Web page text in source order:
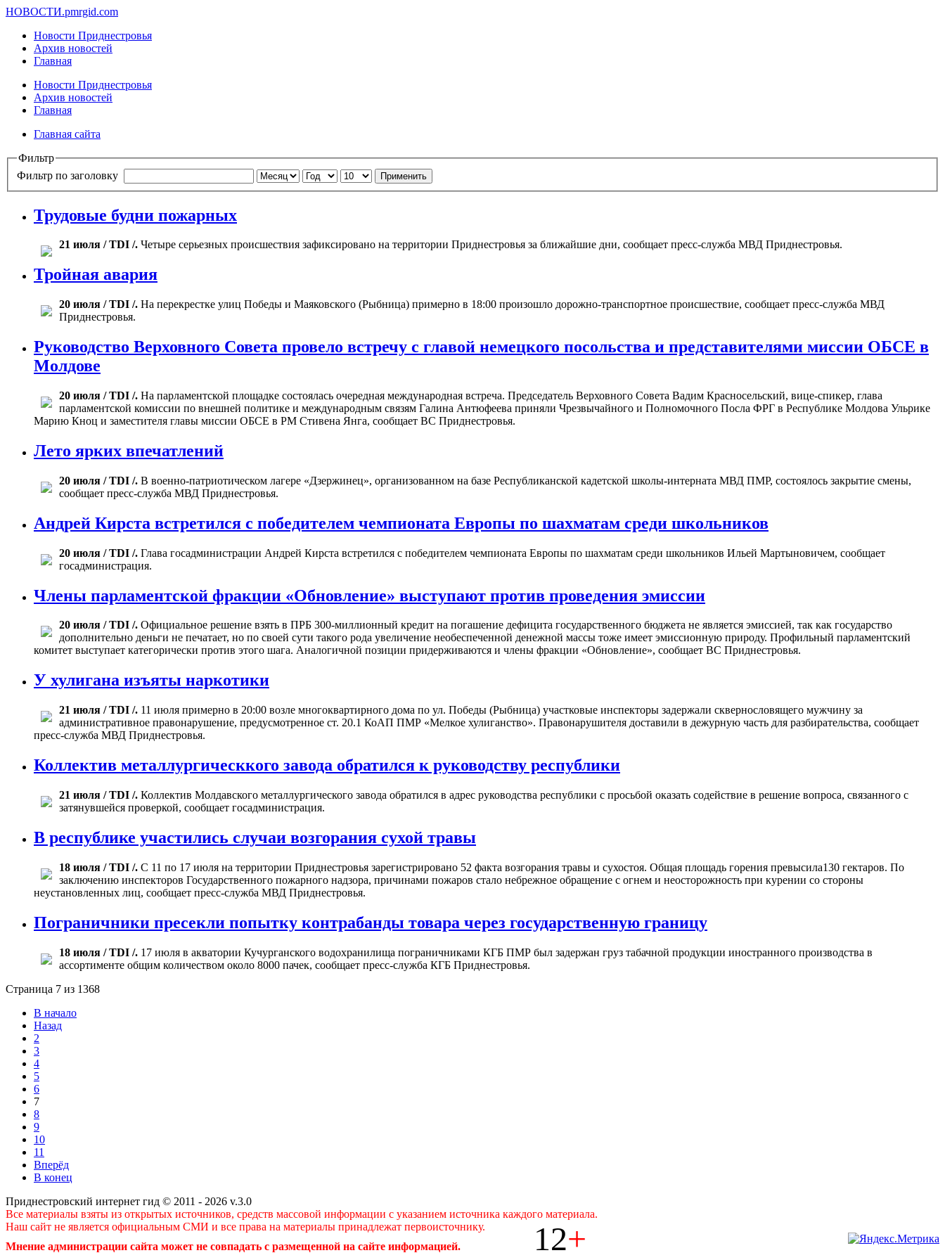
НОВОСТИ.pmrgid.com
Новости Приднестровья
Архив новостей
Главная
Новости Приднестровья
Архив новостей
Главная
Главная сайта
Фильтр
Фильтр по заголовку
Применить
Трудовые будни пожарных
21 июля / TDI /. Четыре серьезных происшествия зафиксировано на территории Приднестровья за ближайшие дни, сообщает пресс-служба МВД Приднестровья.
Тройная авария
20 июля / TDI /. На перекрестке улиц Победы и Маяковского (Рыбница) примерно в 18:00 произошло дорожно-транспортное происшествие, сообщает пресс-служба МВД
Приднестровья.
Руководство Верховного Совета провело встречу с главой немецкого посольства и представителями миссии ОБСЕ в
Молдове
20 июля / TDI /. На парламентской площадке состоялась очередная международная встреча. Председатель Верховного Совета Вадим Красносельский, вице-спикер, глава
парламентской комиссии по внешней политике и международным связям Галина Антюфеева приняли Чрезвычайного и Полномочного Посла ФРГ в Республике Молдова Ульрике
Марию Кноц и заместителя главы миссии ОБСЕ в РМ Стивена Янга, сообщает ВС Приднестровья.
Лето ярких впечатлений
20 июля / TDI /. В военно-патриотическом лагере «Дзержинец», организованном на базе Республиканской кадетской школы-интерната МВД ПМР, состоялось закрытие смены,
сообщает пресс-служба МВД Приднестровья.
Андрей Кирста встретился с победителем чемпионата Европы по шахматам среди школьников
20 июля / TDI /. Глава госадминистрации Андрей Кирста встретился с победителем чемпионата Европы по шахматам среди школьников Ильей Мартыновичем, сообщает
госадминистрация.
Члены парламентской фракции «Обновление» выступают против проведения эмиссии
20 июля / TDI /. Официальное решение взять в ПРБ 300-миллионный кредит на погашение дефицита государственного бюджета не является эмиссией, так как государство
дополнительно деньги не печатает, но по своей сути такого рода увеличение необеспеченной денежной массы тоже имеет эмиссионную природу. Профильный парламентский
комитет выступает категорически против этого шага. Аналогичной позиции придерживаются и члены фракции «Обновление», сообщает ВС Приднестровья.
У хулигана изъяты наркотики
21 июля / TDI /. 11 июля примерно в 20:00 возле многоквартирного дома по ул. Победы (Рыбница) участковые инспекторы задержали сквернословящего мужчину за
административное правонарушение, предусмотренное ст. 20.1 КоАП ПМР «Мелкое хулиганство». Правонарушителя доставили в дежурную часть для разбирательства, сообщает
пресс-служба МВД Приднестровья.
Коллектив металлургическкого завода обратился к руководству республики
21 июля / TDI /. Коллектив Молдавского металлургического завода обратился в адрес руководства республики с просьбой оказать содействие в решение вопроса, связанного с
затянувшейся проверкой, сообщает госадминистрация.
В республике участились случаи возгорания сухой травы
18 июля / TDI /. С 11 по 17 июля на территории Приднестровья зарегистрировано 52 факта возгорания травы и сухостоя. Общая площадь горения превысила130 гектаров. По
заключению инспекторов Государственного пожарного надзора, причинами пожаров стало небрежное обращение с огнем и неосторожность при курении со стороны
неустановленных лиц, сообщает пресс-служба МВД Приднестровья.
Пограничники пресекли попытку контрабанды товара через государственную границу
18 июля / TDI /. 17 июля в акватории Кучурганского водохранилища пограничниками КГБ ПМР был задержан груз табачной продукции иностранного производства в
ассортименте общим количеством около 8000 пачек, сообщает пресс-служба КГБ Приднестровья.
Страница 7 из 1368
В начало
Назад
2
3
4
5
6
7
8
9
10
11
Вперёд
В конец
Приднестровский интернет гид © 2011 - 2026 v.3.0
Все материалы взяты из открытых источников, средств массовой информации с указанием источника каждого материала.
Наш сайт не является официальным СМИ и все права на материалы принадлежат первоисточнику.
Мнение администрации сайта может не совпадать с размещенной на сайте информацией.
12+